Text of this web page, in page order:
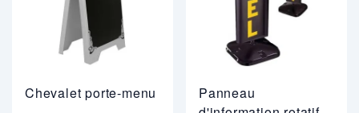
Chevalet porte-menu
Panneau